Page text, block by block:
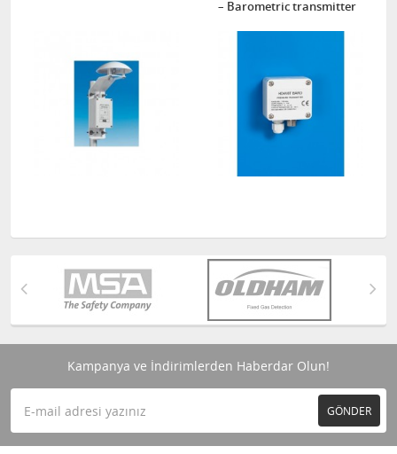
– Barometric transmitter
Kampanya ve İndirimlerden Haberdar Olun!
GÖNDER